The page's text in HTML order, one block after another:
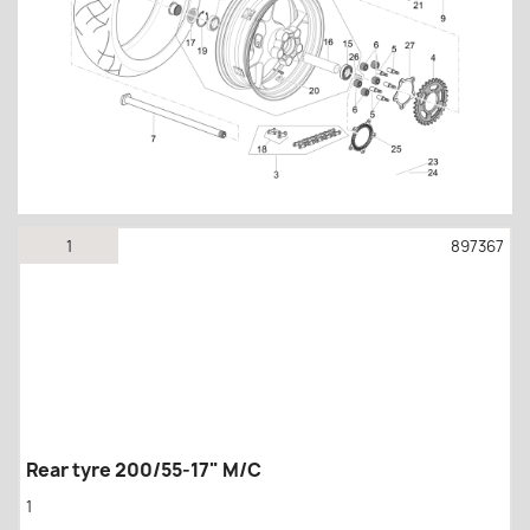
1 897367
Rear tyre 200/55-17" M/C
1